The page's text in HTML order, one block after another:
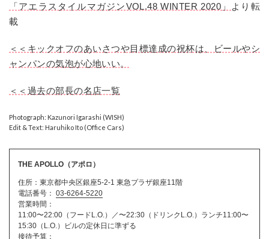
「アエラスタイルマガジンVOL.48 WINTER 2020」
より転
載
＜＜キックオフのあいさつや目標達成の祝杯は、ビールやシ
ャンパンの気泡が心地いい。
＜＜過去の部長の名店一覧
Photograph: Kazunori Igarashi (WISH)
Edit & Text: Haruhiko Ito (Office Cars)
THE APOLLO（アポロ）
住所：東京都中央区銀座5-2-1 東急プラザ銀座11階
電話番号： 03-6264-5220
営業時間：
11:00〜22:00（フードL.O.）／〜22:30（ドリンクL.O.）ランチ11:00〜
15:30（L.O.）ビルの定休日に準ずる
接待予算：